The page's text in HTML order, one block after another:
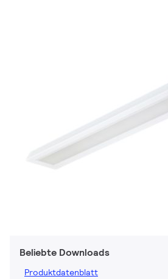
Beliebte Downloads
Produktdatenblatt